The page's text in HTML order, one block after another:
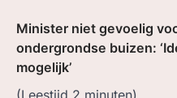
Minister niet gevoelig
ondergrondse buizen:
mogelijk’
(Leestijd 2 minuten)